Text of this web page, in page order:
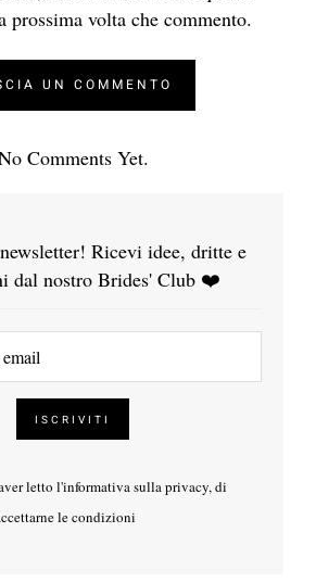
prossima volta che commento.
Comments Yet.
Ricevi idee, dritte e
dal nostro Brides' Club ❤️
letto l'informativa sulla privacy, di
le condizioni